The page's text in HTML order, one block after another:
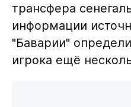
трансфера
информации
"Баварии"
игрока ещё